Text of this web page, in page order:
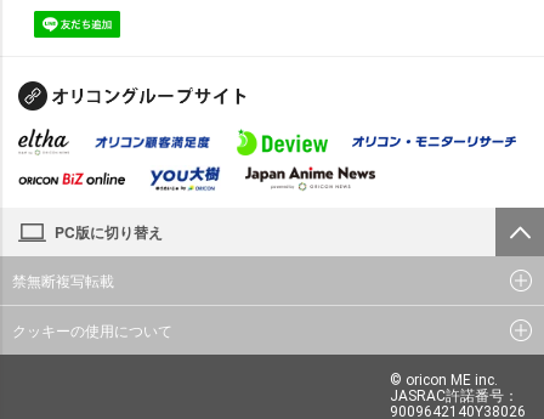
PC版に切り替え
禁無断複写転載
クッキーの使用について
© oricon ME inc.
JASRAC許諾番号：
9009642140Y38026